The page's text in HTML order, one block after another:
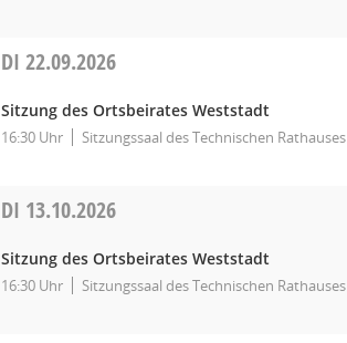
DI22.09.2026
Sitzung des Ortsbeirates Weststadt
16:30 Uhr Sitzungssaal des Technischen Rathauses
DI 13.10.2026
Sitzung des Ortsbeirates Weststadt
16:30 Uhr Sitzungssaal des Technischen Rathauses